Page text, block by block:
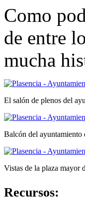
Como
de entre
mucha
El salón de plenos del
Balcón del ayuntamiento
Vistas de la plaza mayor
Recursos: